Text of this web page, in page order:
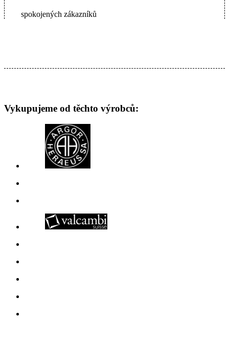
spokojených zákazníků
Vykupujeme od těchto výrobců: